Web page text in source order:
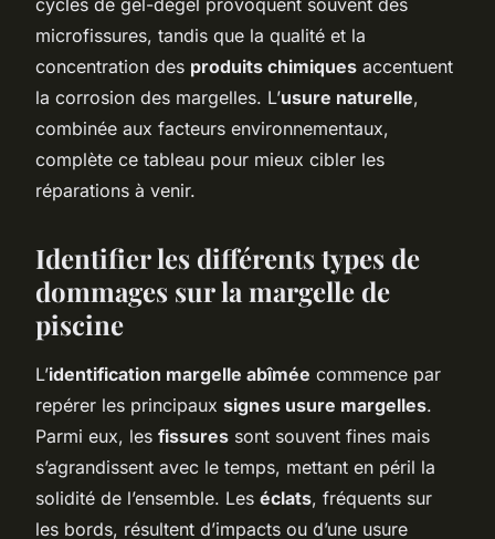
microfissures, tandis que la qualité et la
concentration des produits chimiques accentuent
la corrosion des margelles. L’usure naturelle,
combinée aux facteurs environnementaux,
complète ce tableau pour mieux cibler les
réparations à venir.
Identifier les différents types de
dommages sur la margelle de
piscine
L’identification margelle abîmée commence par
repérer les principaux signes usure margelles.
Parmi eux, les fissures sont souvent fines mais
s’agrandissent avec le temps, mettant en péril la
solidité de l’ensemble. Les éclats, fréquents sur
les bords, résultent d’impacts ou d’une usure